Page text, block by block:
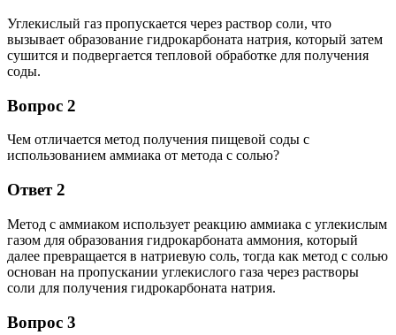
Углекислый газ пропускается через раствор соли, что
вызывает образование гидрокарбоната натрия, который затем
сушится и подвергается тепловой обработке для получения
соды.
Вопрос 2
Чем отличается метод получения пищевой соды с
использованием аммиака от метода с солью?
Ответ 2
Метод с аммиаком использует реакцию аммиака с углекислым
газом для образования гидрокарбоната аммония, который
далее превращается в натриевую соль, тогда как метод с солью
основан на пропускании углекислого газа через растворы
соли для получения гидрокарбоната натрия.
Вопрос 3